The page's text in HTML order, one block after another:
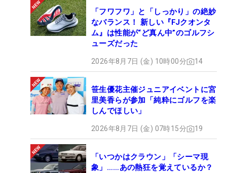
「フワフワ」と「しっかり」の絶妙
なバランス！ 新しい『FJクオンタ
ム』は性能が“ど真ん中”のゴルフシ
ューズだった
2026年8月7日 (金) 10時00分 14
笹生優花主催ジュニアイベントに宮
里美香らが参加「純粋にゴルフを楽
しんでほしい」
2026年8月7日 (金) 07時15分 19
「いつかはクラウン」「シーマ現
象」……あの熱狂を覚えているか？